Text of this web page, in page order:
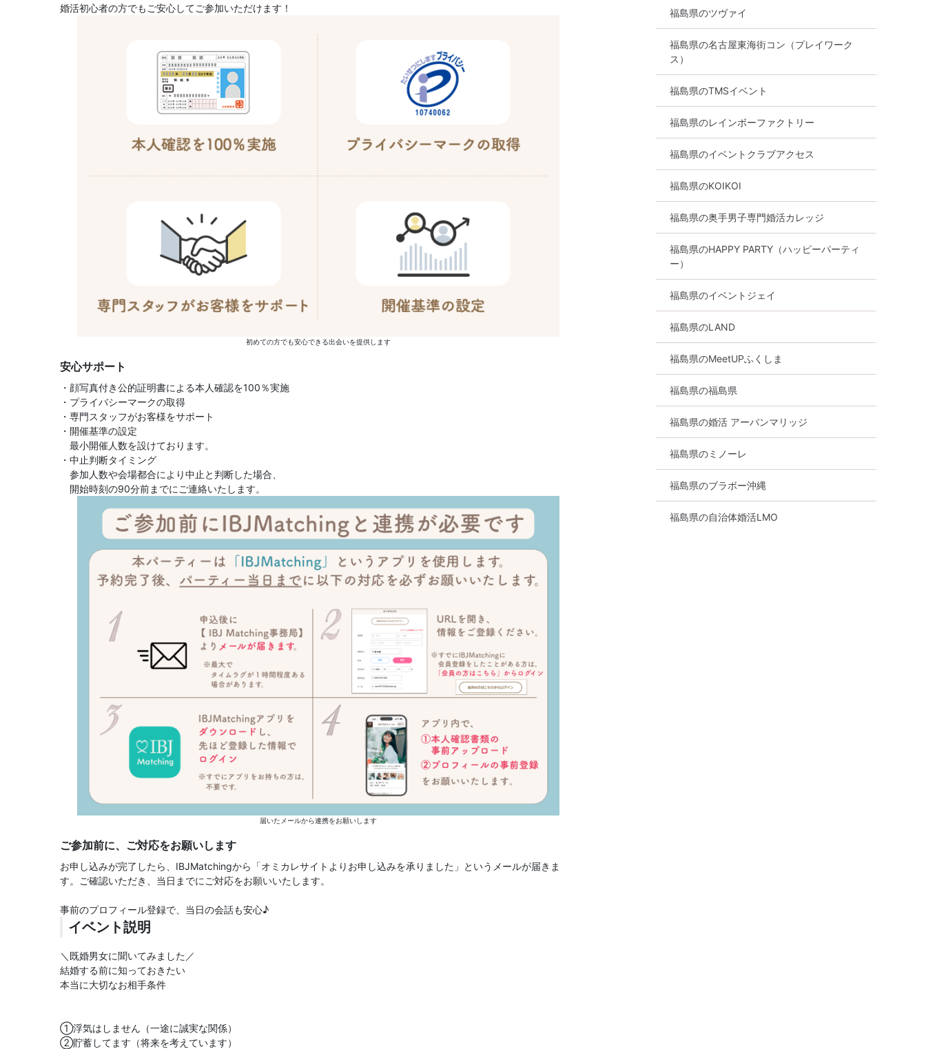
婚活初心者の方でもご安心してご参加いただけます！
初めての方でも安心できる出会いを提供します
安心サポート
・顔写真付き公的証明書による本人確認を100％実施
・プライバシーマークの取得
・専門スタッフがお客様をサポート
・開催基準の設定
最小開催人数を設けております。
・中止判断タイミング
参加人数や会場都合により中止と判断した場合、
開始時刻の90分前までにご連絡いたします。
届いたメールから連携をお願いします
ご参加前に、ご対応をお願いします
お申し込みが完了したら、IBJMatchingから「オミカレサイトよりお申し込みを承りました」というメールが届きま
す。ご確認いただき、当日までにご対応をお願いいたします。
事前のプロフィール登録で、当日の会話も安心♪
イベント説明
＼既婚男女に聞いてみました／
結婚する前に知っておきたい
本当に大切なお相手条件
①浮気はしません（一途に誠実な関係）
②貯蓄してます（将来を考えています）
福島県のツヴァイ
福島県の名古屋東海街コン（プレイワーク
ス）
福島県のTMSイベント
福島県のレインボーファクトリー
福島県のイベントクラブアクセス
福島県のKOIKOI
福島県の奥手男子専門婚活カレッジ
福島県のHAPPY PARTY（ハッピーパーティ
ー）
福島県のイベントジェイ
福島県のLAND
福島県のMeetUPふくしま
福島県の福島県
福島県の婚活 アーバンマリッジ
福島県のミノーレ
福島県のブラボー沖縄
福島県の自治体婚活LMO